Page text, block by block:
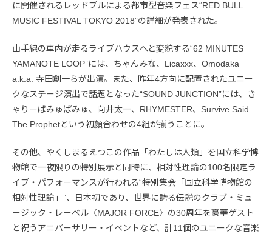
に開催されるレッドブルによる都市型音楽フェス“RED BULL
MUSIC FESTIVAL TOKYO 2018”の詳細が発表された。
山手線の車内が走るライブハウスへと変貌する“62 MINUTES
YAMANOTE LOOP”には、ちゃんみな、Licaxxx、Omodaka
a.k.a. 寺田創一らが出演。また、昨年4方向に配置されたユニー
クなステージ演出で話題となった“SOUND JUNCTION”には、き
ゃりーぱみゅぱみゅ、向井太一、RHYMESTER、Survive Said
The Prophetという初顔合わせの4組が揃うことに。
その他、やくしまるえつこの作品「わたしは人類」を国立科学博
物館で一夜限りの特別展示と同時に、相対性理論の100名限定ラ
イブ・パフォーマンスが行われる“特別集会「国立科学博物館の
相対性理論」”、日本初であり、世界に誇る伝説のクラブ・ミュ
ージック・レーベル〈MAJOR FORCE〉の30周年を豪華ゲスト
と祝うアニバーサリー・イベントなど、計11個のユニークな音楽